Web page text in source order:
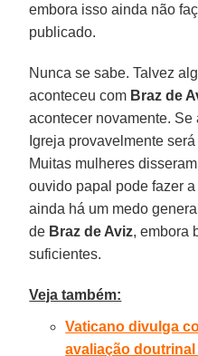
embora isso ainda não
publicado.
Nunca se sabe. Talvez
aconteceu com Braz de
acontecer novamente. Se
Igreja provavelmente
Muitas mulheres
ouvido papal pode fazer
ainda há um medo
de Braz de Aviz, embora
suficientes.
Veja também:
Vaticano divulga
avaliação doutrinal